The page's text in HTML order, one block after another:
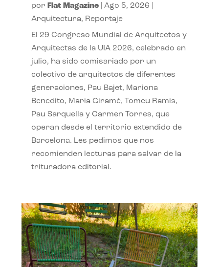
por Flat Magazine| Ago 5, 2026
Arquitectura, Reportaje
El 29 Congreso Mundial de Arquitectos y
Arquitectas de la UIA 2026, celebrado en
julio, ha sido comisariado por un
colectivo de arquitectos de diferentes
generaciones, Pau Bajet, Mariona
Benedito, Maria Giramé, Tomeu Ramis,
Pau Sarquella y Carmen Torres, que
operan desde el territorio extendido de
Barcelona. Les pedimos que nos
recomienden lecturas para salvar de la
trituradora editorial.